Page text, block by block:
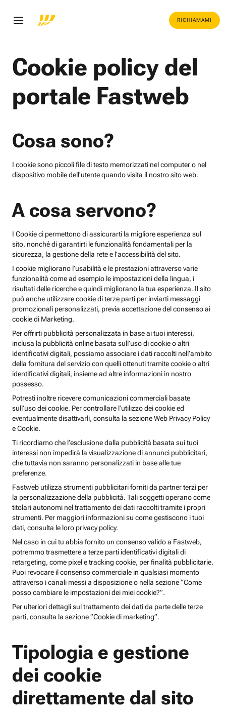
RICHIAMAMI
Cookie policy del
portale Fastweb
Cosa sono?
I cookie sono piccoli file di testo memorizzati nel computer o nel
dispositivo mobile dell'utente quando visita il nostro sito web.
A cosa servono?
I Cookie ci permettono di assicurarti la migliore esperienza sul
sito, nonché di garantirti le funzionalità fondamentali per la
sicurezza, la gestione della rete e l’accessibilità del sito.
I cookie migliorano l’usabilità e le prestazioni attraverso varie
funzionalità come ad esempio le impostazioni della lingua, i
risultati delle ricerche e quindi migliorano la tua esperienza. Il sito
può anche utilizzare cookie di terze parti per inviarti messaggi
promozionali personalizzati, previa accettazione del consenso ai
cookie di Marketing.
Per offrirti pubblicità personalizzata in base ai tuoi interessi,
inclusa la pubblicità online basata sull’uso di cookie o altri
identificativi digitali, possiamo associare i dati raccolti nell’ambito
della fornitura del servizio con quelli ottenuti tramite cookie o altri
identificativi digitali, insieme ad altre informazioni in nostro
possesso.
Potresti inoltre ricevere comunicazioni commerciali basate
sull’uso dei cookie. Per controllare l’utilizzo dei cookie ed
eventualmente disattivarli, consulta la sezione Web Privacy Policy
e Cookie.
Ti ricordiamo che l’esclusione dalla pubblicità basata sui tuoi
interessi non impedirà la visualizzazione di annunci pubblicitari,
che tuttavia non saranno personalizzati in base alle tue
preferenze.
Fastweb utilizza strumenti pubblicitari forniti da partner terzi per
la personalizzazione della pubblicità. Tali soggetti operano come
titolari autonomi nel trattamento dei dati raccolti tramite i propri
strumenti. Per maggiori informazioni su come gestiscono i tuoi
dati, consulta le loro privacy policy.
Nel caso in cui tu abbia fornito un consenso valido a Fastweb,
potremmo trasmettere a terze parti identificativi digitali di
retargeting, come pixel e tracking cookie, per finalità pubblicitarie.
Puoi revocare il consenso commerciale in qualsiasi momento
attraverso i canali messi a disposizione o nella sezione “Come
posso cambiare le impostazioni dei miei cookie?”.
Per ulteriori dettagli sul trattamento dei dati da parte delle terze
parti, consulta la sezione “Cookie di marketing”.
Tipologia e gestione
dei cookie
direttamente dal sito